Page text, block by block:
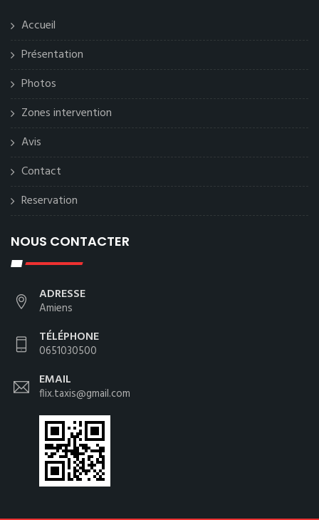
Accueil
Présentation
Photos
Zones intervention
Avis
Contact
Reservation
NOUS CONTACTER
ADRESSE
Amiens
TÉLÉPHONE
0651030500
EMAIL
flix.taxis@gmail.com